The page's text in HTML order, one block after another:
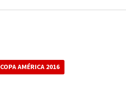
COPA AMÉRICA 2016